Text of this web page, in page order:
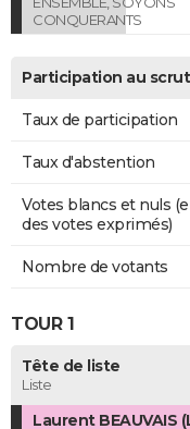
CONQUERANTS
Participation au
Taux de participation
Taux d'abstention
Votes blancs et nuls
des votes exprimés)
Nombre de votants
TOUR 1
Tête de liste
Liste
Laurent BEAUVAIS